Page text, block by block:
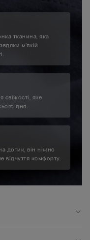
тканина, яка
м'якій
свіжості, яке
дня.
дотик, він ніжно
відчуття комфорту.